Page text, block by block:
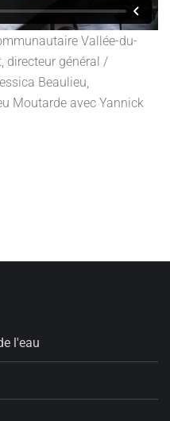
Vallée-du-
directeur général /
Beaulieu,
Moutarde avec Yannick
l'eau